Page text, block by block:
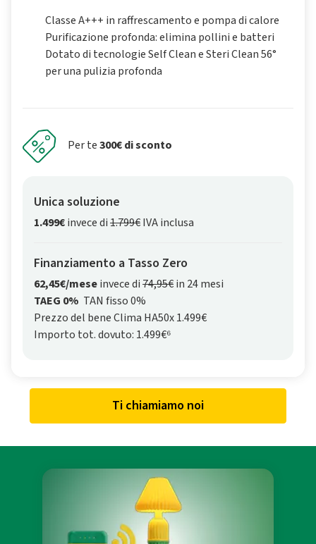
Classe A+++ in raffrescamento e pompa di calore
Purificazione profonda: elimina pollini e batteri
Dotato di tecnologie Self Clean e Steri Clean 56°
per una pulizia profonda
Per te300€ di sconto
Unica soluzione
1.499€invece di1.799€IVA inclusa
Finanziamento a Tasso Zero
62,45€/meseinvece di74,95€in 24 mesi
TAEG 0% TAN fisso 0%
Prezzo del bene Clima HA50x 1.499€
Importo tot. dovuto: 1.499€⁶
Ti chiamiamo noi